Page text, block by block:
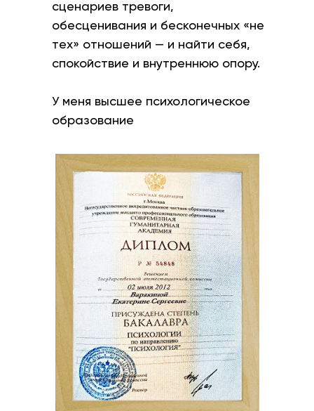
сценариев тревоги,
обесценивания и бесконечных «не
тех» отношений — и найти себя,
спокойствие и внутреннюю опору.
У меня высшее психологическое
образование